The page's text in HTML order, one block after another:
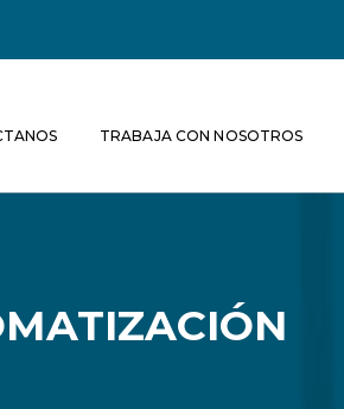
TRABAJA CON NOSOTROS